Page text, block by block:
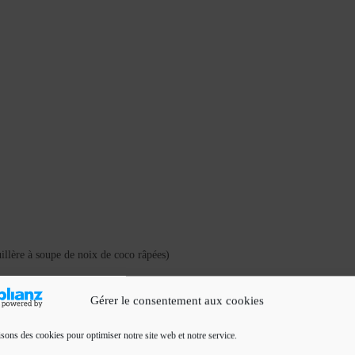
Gérer le consentement aux cookies
des cookies pour optimiser notre site web et notre service.
à soupe de noix de coco râpées)
avec moi du Maroc sinon on peut utiliser de l’agar-agar)